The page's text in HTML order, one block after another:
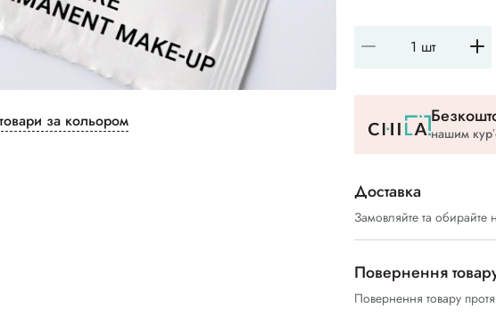
за кольором
нашим
Доставка
Замовляйте та обирайте
Повернення
Повернення товару